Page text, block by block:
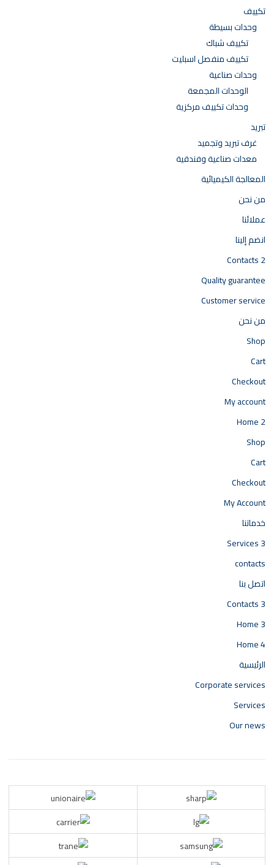
تكييف
وحدات بسيطة
تكييف شباك
تكييف منفصل اسبليت
وحدات صناعية
الوحدات المجمعة
وحدات تكييف مركزية
تبريد
غرف تبريد وتجميد
معدات صناعية وفندقية
المعالجة الكيميائية
من نحن
عملائنا
انضم إلينا
Contacts 2
Quality guarantee
Customer service
من نحن
Shop
Cart
Checkout
My account
Home 2
Shop
Cart
Checkout
My Account
خدماتنا
Services 3
contacts
اتصل بنا
Contacts 3
Home 3
Home 4
الرئيسية
Corporate services
Services
Our news